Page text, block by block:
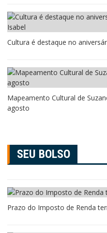
Cultura é destaque no
Mapeamento Cultural de
agosto
SEU BOLSO
Prazo do Imposto de Renda